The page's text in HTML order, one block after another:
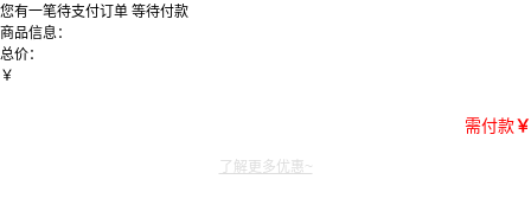
您有一笔待支付订单 等待付款
商品信息：
总价：
￥
需付款￥
了解更多优惠~